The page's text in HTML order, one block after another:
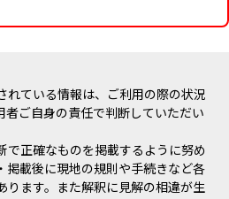
れている情報は、ご利用の際の状況
者ご自身の責任で判断していただい
で正確なものを掲載するように努め
掲載後に現地の規則や手続きなど各
ります。また解釈に見解の相違が生